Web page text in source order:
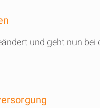
und geht nun